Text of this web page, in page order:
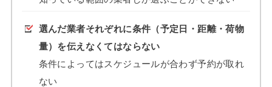
選んだ業者それぞれに条件（予定日・距離・荷物
量）を伝えなくてはならない
条件によってはスケジュールが合わず予約が取れ
ない